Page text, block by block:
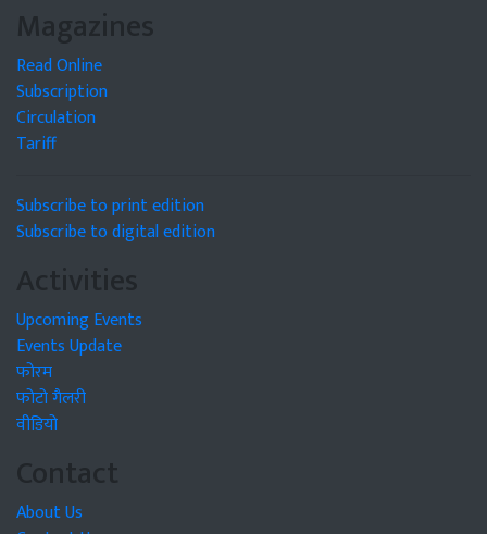
Magazines
Read Online
Subscription
Circulation
Tariff
Subscribe to print edition
Subscribe to digital edition
Activities
Upcoming Events
Events Update
फोरम
फोटो गैलरी
वीडियो
Contact
About Us